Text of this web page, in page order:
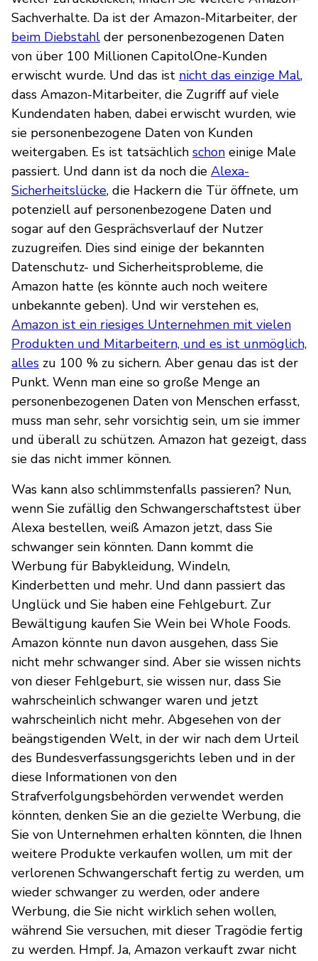
Sachverhalte. Da ist der Amazon-Mitarbeiter, der
beim Diebstahl der personenbezogenen Daten
von über 100 Millionen CapitolOne-Kunden
erwischt wurde. Und das ist nicht das einzige Mal,
dass Amazon-Mitarbeiter, die Zugriff auf viele
Kundendaten haben, dabei erwischt wurden, wie
sie personenbezogene Daten von Kunden
weitergaben. Es ist tatsächlich schon einige Male
passiert. Und dann ist da noch die Alexa-
Sicherheitslücke, die Hackern die Tür öffnete, um
potenziell auf personenbezogene Daten und
sogar auf den Gesprächsverlauf der Nutzer
zuzugreifen. Dies sind einige der bekannten
Datenschutz- und Sicherheitsprobleme, die
Amazon hatte (es könnte auch noch weitere
unbekannte geben). Und wir verstehen es,
Amazon ist ein riesiges Unternehmen mit vielen
Produkten und Mitarbeitern, und es ist unmöglich,
alles zu 100 % zu sichern. Aber genau das ist der
Punkt. Wenn man eine so große Menge an
personenbezogenen Daten von Menschen erfasst,
muss man sehr, sehr vorsichtig sein, um sie immer
und überall zu schützen. Amazon hat gezeigt, dass
sie das nicht immer können.
Was kann also schlimmstenfalls passieren? Nun,
wenn Sie zufällig den Schwangerschaftstest über
Alexa bestellen, weiß Amazon jetzt, dass Sie
schwanger sein könnten. Dann kommt die
Werbung für Babykleidung, Windeln,
Kinderbetten und mehr. Und dann passiert das
Unglück und Sie haben eine Fehlgeburt. Zur
Bewältigung kaufen Sie Wein bei Whole Foods.
Amazon könnte nun davon ausgehen, dass Sie
nicht mehr schwanger sind. Aber sie wissen nichts
von dieser Fehlgeburt, sie wissen nur, dass Sie
wahrscheinlich schwanger waren und jetzt
wahrscheinlich nicht mehr. Abgesehen von der
beängstigenden Welt, in der wir nach dem Urteil
des Bundesverfassungsgerichts leben und in der
diese Informationen von den
Strafverfolgungsbehörden verwendet werden
könnten, denken Sie an die gezielte Werbung, die
Sie von Unternehmen erhalten könnten, die Ihnen
weitere Produkte verkaufen wollen, um mit der
verlorenen Schwangerschaft fertig zu werden, um
wieder schwanger zu werden, oder andere
Werbung, die Sie nicht wirklich sehen wollen,
während Sie versuchen, mit dieser Tragödie fertig
zu werden. Hmpf. Ja, Amazon verkauft zwar nicht